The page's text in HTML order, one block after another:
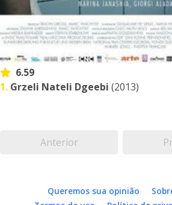
6.59
1. Grzeli Nateli Dgeebi (2013)
Anterior
Queremos sua opinião